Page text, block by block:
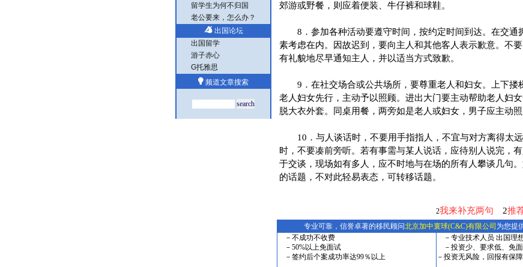
留学生为何不归国
老公要来，怎么办？
出国论坛
出国留学
游子赤心
G托雅思
频道文章搜索
郊游或野餐，则应着便装、牛仔裤和球鞋。
8．参加各种活动要遵守时间，按约定时间到达。在交通
素考虑在内。因故迟到，要向主人和其他客人表示歉意。不
有礼貌地尽早通知主人，并以适当方式致歉。
9．在社交场合或公共场所，要尊重老人和妇女。上下搂
老人妇女先行，主动予以照顾。进出大门要主动帮助老人妇
脱大衣外套。同桌用餐，两旁如是老人或妇女，男子应主动照
10．与人谈话时，不要用手指指人，不宜与对方离得太远
时，不要凑前旁听。若有事需与某人说话，应待别人说完，
于交谈，现场如有多人，应不时地与在场的所有人攀谈几句
的话题，不对此轻易表态，可转移话题。
2我来补充两句 2推
专业可靠，信誉卓著的移民顾问北京加中寰球(C&C)有限公司 为您提
－不成功不收费
－50%以上免面试
－签约后个案成功率达99％以上
－专业技术人员 出国理
－投资少、要求低、免
－投资无风险，回报有保